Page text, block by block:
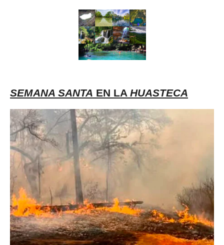
SEMANA SANTA EN LA HUASTECA